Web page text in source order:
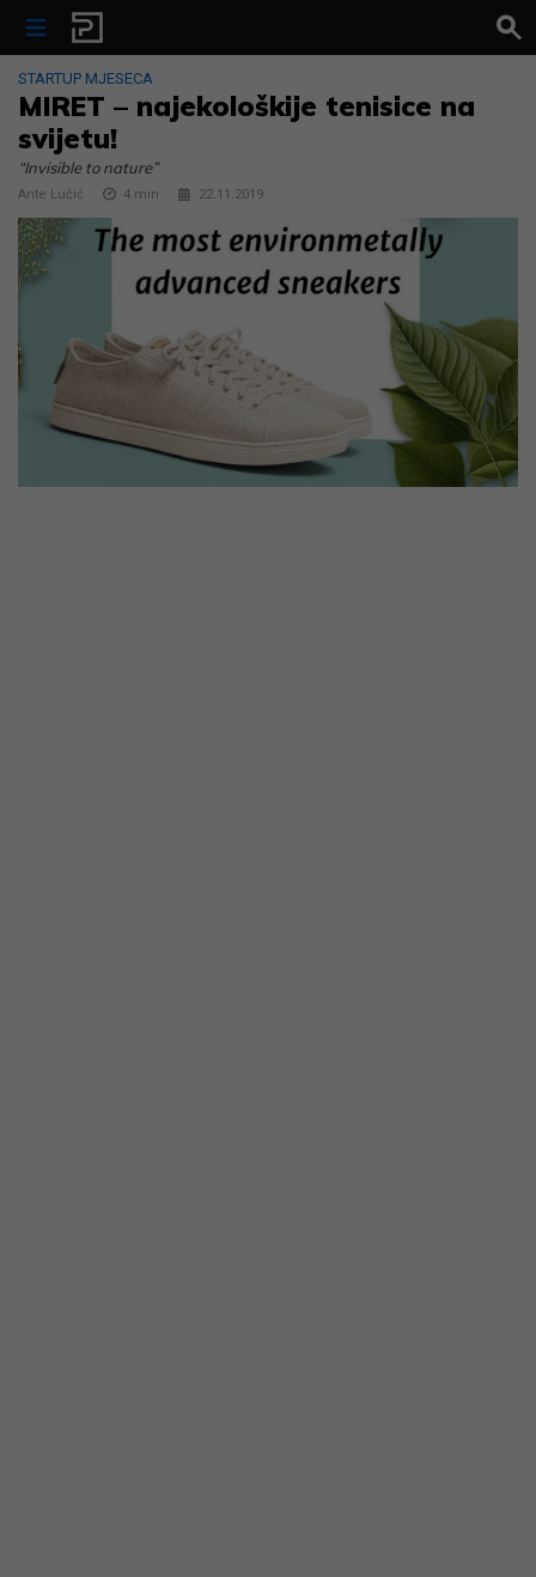
Skip to content
STARTUP MJESECA
MIRET – najekološkije tenisice na
svijetu!
“Invisible to nature”
Ante Lučić 4 min 22.11.2019.